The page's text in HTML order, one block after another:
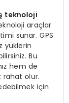
teknoloji
araçlar
sunar. GPS
yüklerin
Bu
hem de
rahat olur.
için